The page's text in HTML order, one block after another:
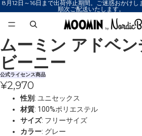
8月12日～16日まで出荷停止期間。ご迷惑おかけし
順次ご配送いたします。
画
像
を
全
画
画
像
を
全
画
ムーミン アドベ
ビーニー
公式ライセンス商品
¥2,970
性別: ユニセックス
材質: 100%ポリエステル
サイズ: フリーサイズ
カラー: グレー